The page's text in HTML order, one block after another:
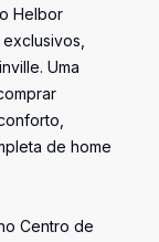
Helbor
Uma
de home
Centro de